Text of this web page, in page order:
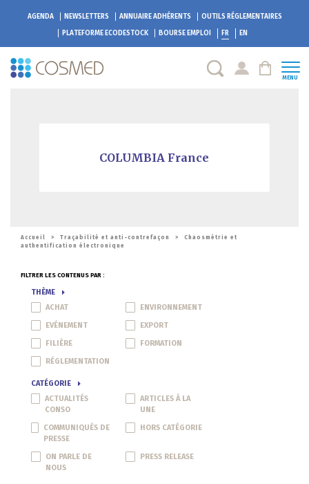
AGENDA NEWSLETTERS ANNUAIRE ADHÉRENTS
OUTILS RÉGLEMENTAIRES
PLATEFORME ECODESTOCK BOURSE EMPLOI FR EN
MENU
COLUMBIA France
Accueil > Traçabilité et anti-contrefaçon >
Chaosmétrie et
authentification électronique
FILTRER LES CONTENUS PAR :
THÈME
ACHAT
ENVIRONNEMENT
EVÉNEMENT
EXPORT
FILIÈRE
FORMATION
RÉGLEMENTATION
CATÉGORIE
ACTUALITÉS
CONSO
ARTICLES À LA
UNE
COMMUNIQUÉS DE
PRESSE
HORS CATÉGORIE
ON PARLE DE
NOUS
PRESS RELEASE